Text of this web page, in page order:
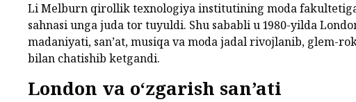
Li Melburn qirollik texnologiya institutining moda
sahnasi unga juda tor tuyuldi. Shu sababli u 1980-yilda
madaniyati, san’at, musiqa va moda jadal rivojlanib, glem-
bilan chatishib ketgandi.
London va o‘zgarish san’ati